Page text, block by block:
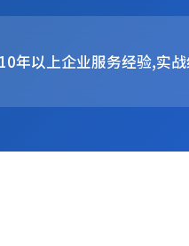
年以上企业服务经验,实